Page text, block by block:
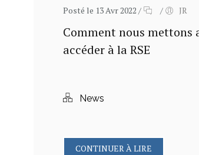
Posté le 13 Avr 2022 / / JR
Comment nous
accéder à la RSE
News
CONTINUER À LIRE